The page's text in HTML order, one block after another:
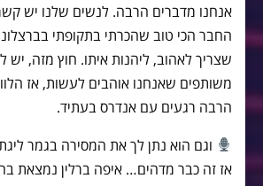
אנחנו מדברים הרבה. לנשים שלנו יש
החבר הכי טוב שהכרתי בתקופתי
שצריך לאהוב, ליהנות איתו. חוץ מזה, יש
משותפים שאנחנו אוהבים לעשות, אז
הרבה רגעים עם אנדרס בעתיד.
וגם הוא נתן לך את המסירה בגמר
אז זה כבר מדהים… איפה ברלין נמצאת